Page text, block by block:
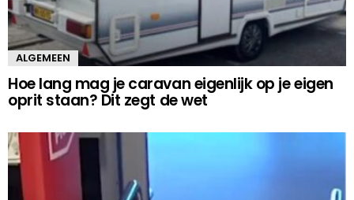
ALGEMEEN
Hoe lang mag je caravan eigenlijk op je eigen
oprit staan? Dit zegt de wet